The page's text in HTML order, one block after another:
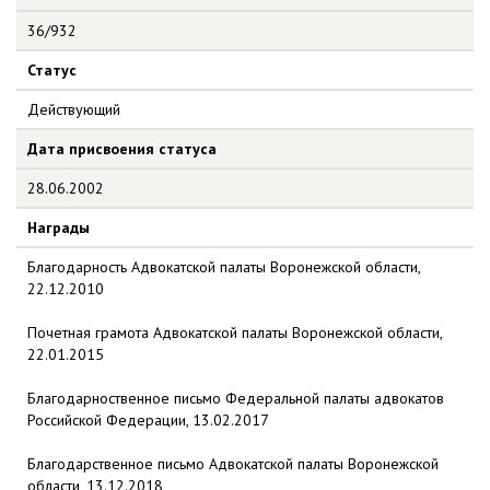
36/932
Статус
Действующий
Дата присвоения статуса
28.06.2002
Награды
Благодарность Адвокатской палаты Воронежской области,
22.12.2010
Почетная грамота Адвокатской палаты Воронежской области,
22.01.2015
Благодарноственное письмо Федеральной палаты адвокатов
Российской Федерации, 13.02.2017
Благодарственное письмо Адвокатской палаты Воронежской
области, 13.12.2018